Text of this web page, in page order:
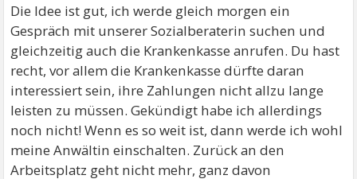
Die Idee ist gut, ich werde gleich morgen ein
Gespräch mit unserer Sozialberaterin suchen und
gleichzeitig auch die Krankenkasse anrufen. Du hast
recht, vor allem die Krankenkasse dürfte daran
interessiert sein, ihre Zahlungen nicht allzu lange
leisten zu müssen. Gekündigt habe ich allerdings
noch nicht! Wenn es so weit ist, dann werde ich wohl
meine Anwältin einschalten. Zurück an den
Arbeitsplatz geht nicht mehr, ganz davon